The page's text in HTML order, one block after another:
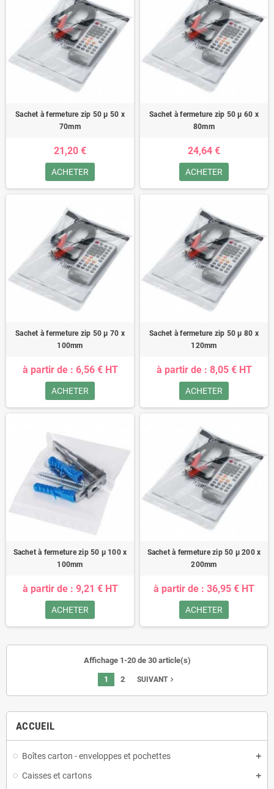
ACCUEIL
Boîtes carton - enveloppes et pochettes
Caisses et cartons
Sachet à fermeture zip 50 µ 50 x
70mm
21,20 €
ACHETER
Sachet à fermeture zip 50 µ 60 x
80mm
24,64 €
ACHETER
Sachet à fermeture zip 50 µ 70 x
100mm
à partir de : 6,56 € HT
ACHETER
Sachet à fermeture zip 50 µ 80 x
120mm
à partir de : 8,05 € HT
ACHETER
Sachet à fermeture zip 50 µ 100 x
100mm
à partir de : 9,21 € HT
ACHETER
Sachet à fermeture zip 50 µ 200 x
200mm
à partir de : 36,95 € HT
ACHETER
Affichage 1-20 de 30 article(s)
1 2 SUIVANTnavigate_next